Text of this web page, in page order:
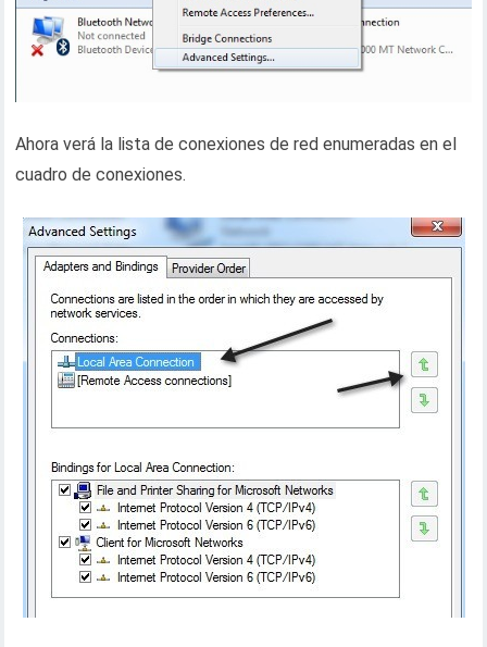
Ahora verá la lista de conexiones de red enumeradas en el
cuadro de conexiones.